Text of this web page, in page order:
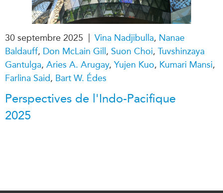
30 septembre 2025 | Vina Nadjibulla, Nanae
Baldauff, Don McLain Gill , Suon Choi, Tuvshinzaya
Gantulga, Aries A. Arugay, Yujen Kuo, Kumari Mansi,
Farlina Said, Bart W. Édes
Perspectives de l'Indo-Pacifique
2025